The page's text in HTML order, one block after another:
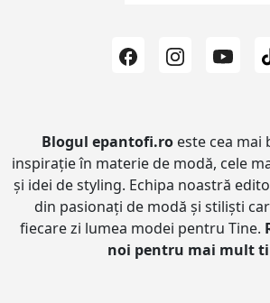
Blogul epantofi.ro este cea mai
inspirație în materie de modă, cele
și idei de styling. Echipa noastră
din pasionați de modă și stiliști
fiecare zi lumea modei pentru Tine.
noi pentru mai mult